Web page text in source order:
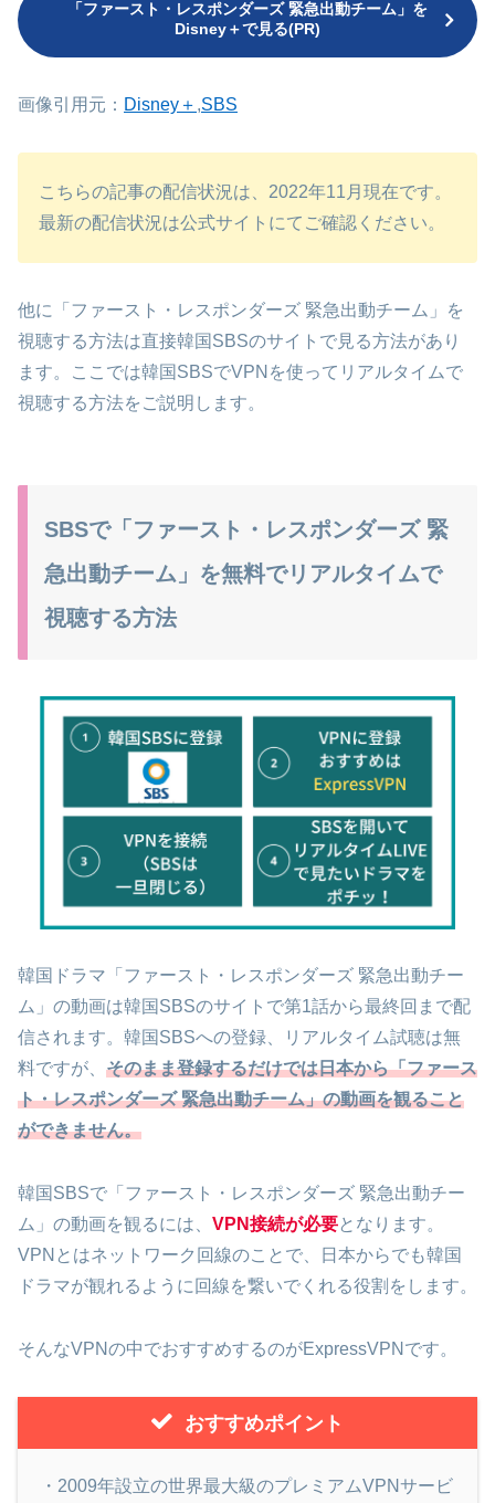
「ファースト・レスポンダーズ 緊急出動チーム」を
Disney＋で見る(PR)
画像引用元： Disney＋ ,SBS
こちらの記事の配信状況は、2022年11月現在です。
最新の配信状況は公式サイトにてご確認ください。
他に「ファースト・レスポンダーズ 緊急出動チーム」を
視聴する方法は直接韓国SBSのサイトで見る方法があり
ます。ここでは韓国SBSでVPNを使ってリアルタイムで
視聴する方法をご説明します。
SBSで「ファースト・レスポンダーズ 緊
急出動チーム」を無料でリアルタイムで
視聴する方法
韓国ドラマ「ファースト・レスポンダーズ 緊急出動チー
ム」の動画は韓国SBSのサイトで第1話から最終回まで配
信されます。韓国SBSへの登録、リアルタイム試聴は無
料ですが、 そのまま登録するだけでは日本から「ファース
ト・レスポンダーズ 緊急出動チーム」の動画を観ること
ができません。
韓国SBSで「ファースト・レスポンダーズ 緊急出動チー
ム」の動画を観るには、 VPN接続が必要となります。
VPNとはネットワーク回線のことで、日本からでも韓国
ドラマが観れるように回線を繋いでくれる役割をします。
そんなVPNの中でおすすめするのがExpressVPNです。
おすすめポイント
・2009年設立の世界最大級のプレミアムVPNサービ